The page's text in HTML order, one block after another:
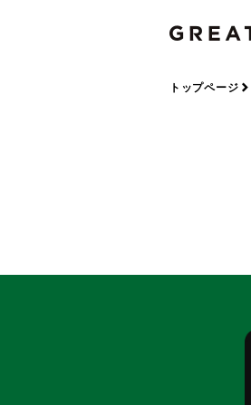
トップページ